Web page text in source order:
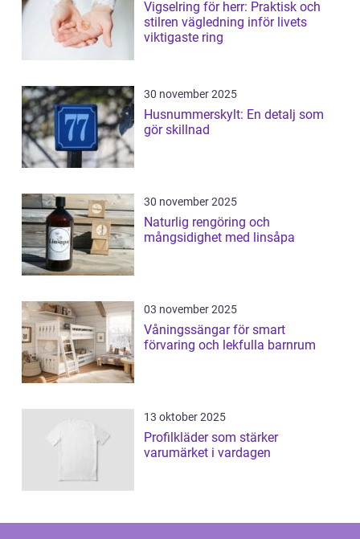
Vigselring för herr: Praktisk och
stilren vägledning inför livets
viktigaste ring
30 november 2025
Husnummerskylt: En detalj som
gör skillnad
30 november 2025
Naturlig rengöring och
mångsidighet med linsåpa
03 november 2025
Våningssängar för smart
förvaring och lekfulla barnrum
13 oktober 2025
Profilkläder som stärker
varumärket i vardagen